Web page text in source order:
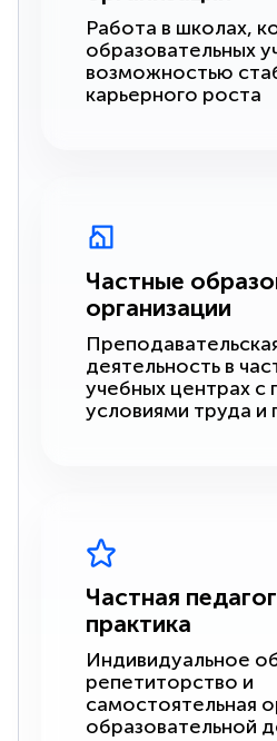
Работа в школах,
образовательных
возможностью
карьерного роста
Частные
организации
деятельность в
учебных центрах с
условиями труда и
Частная
практика
Индивидуальное
репетиторство и
самостоятельная
образовательной